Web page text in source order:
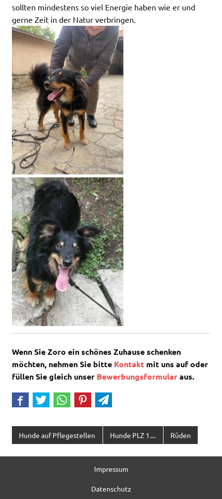
sollten mindestens so viel Energie haben wie er und
gerne Zeit in der Natur verbringen.
Wenn Sie Zoro ein schönes Zuhause schenken
möchten, nehmen Sie bitte Kontakt mit uns auf oder
füllen Sie gleich unser Bewerbungsformularaus.
Hunde auf Pflegestellen Hunde PLZ 1.... Rüden
Impressum
Datenschutz